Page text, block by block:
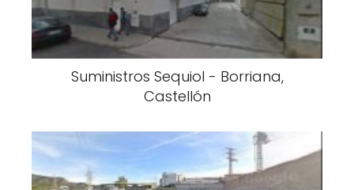
Suministros Sequiol - Borriana,
Castellón